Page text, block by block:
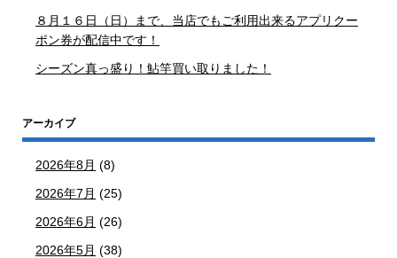
８月１６日（日）まで、当店でもご利用出来るアプリクー
ポン券が配信中です！
シーズン真っ盛り！鮎竿買い取りました！
アーカイブ
2026年8月 (8)
2026年7月 (25)
2026年6月 (26)
2026年5月 (38)